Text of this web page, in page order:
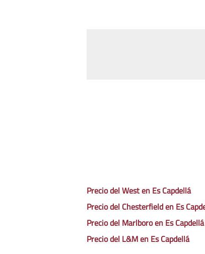
Precio del West en Es Capdellá
Precio del Chesterfield en Es
Precio del Marlboro en Es Capdellá
Precio del L&M en Es Capdellá